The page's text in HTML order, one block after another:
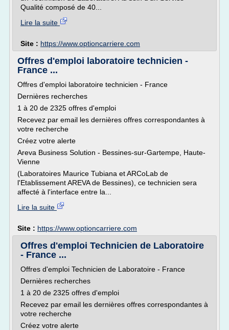
Qualité composé de 40...
Lire la suite
Site : https://www.optioncarriere.com
Offres d'emploi laboratoire technicien -
France ...
Offres d'emploi laboratoire technicien - France
Dernières recherches
1 à 20 de 2325 offres d'emploi
Recevez par email les dernières offres correspondantes à
votre recherche
Créez votre alerte
Areva Business Solution - Bessines-sur-Gartempe, Haute-
Vienne
(Laboratoires Maurice Tubiana et ARCoLab de
l'Etablissement AREVA de Bessines), ce technicien sera
affecté à l'interface entre la...
Lire la suite
Site : https://www.optioncarriere.com
Offres d'emploi Technicien de Laboratoire
- France ...
Offres d'emploi Technicien de Laboratoire - France
Dernières recherches
1 à 20 de 2325 offres d'emploi
Recevez par email les dernières offres correspondantes à
votre recherche
Créez votre alerte